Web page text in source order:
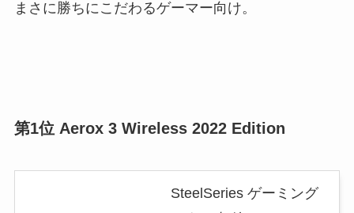
まさに勝ちにこだわるゲーマー向け。
第1位 Aerox 3 Wireless 2022 Edition
SteelSeries ゲーミング